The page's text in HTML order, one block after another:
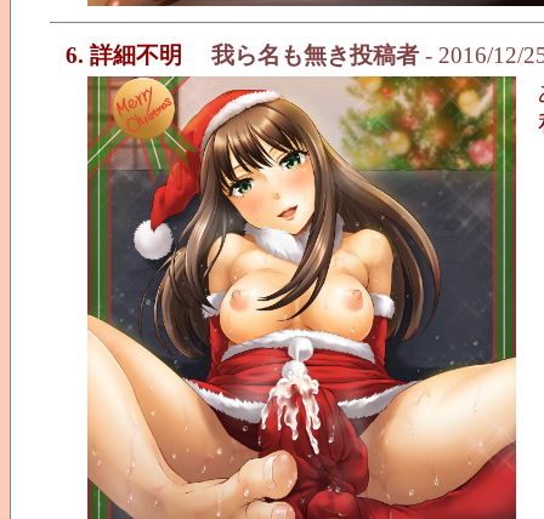
6. 詳細不明 我ら名も無き投稿者 - 2016/12/